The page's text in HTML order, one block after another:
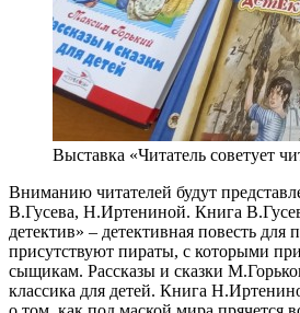
Выставка «Читатель советует
Вниманию читателей будут
В.Гусева, Н.Иртениной. Книга
детектив» – детективная повесть для
присутствуют пираты, с которыми
сыщикам. Рассказы и сказки
классика для детей. Книга